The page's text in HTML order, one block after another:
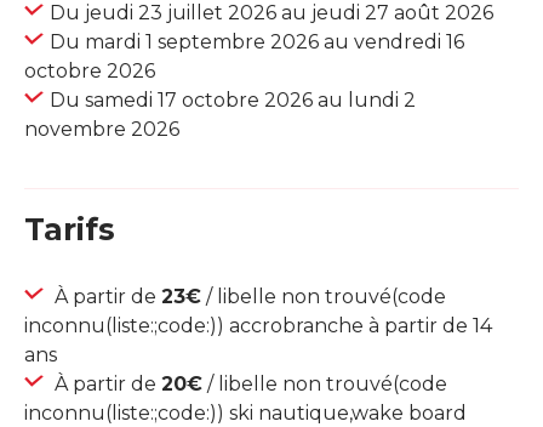
Du jeudi 23 juillet 2026 au jeudi 27 août 2026
Du mardi 1 septembre 2026 au vendredi 16
octobre 2026
Du samedi 17 octobre 2026 au lundi 2
novembre 2026
Tarifs
À partir de 23€ / libelle non trouvé(code
inconnu(liste:;code:)) accrobranche à partir de 14
ans
À partir de 20€ / libelle non trouvé(code
inconnu(liste:;code:)) ski nautique,wake board